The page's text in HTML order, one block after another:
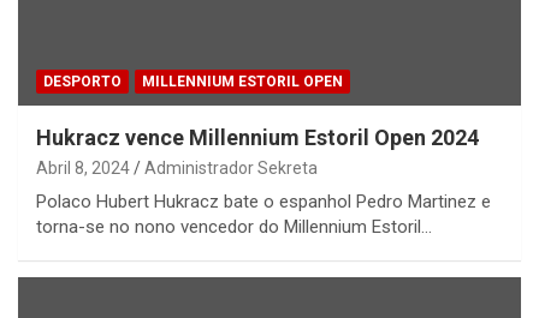
DESPORTO MILLENNIUM ESTORIL OPEN
Hukracz vence Millennium Estoril Open 2024
Abril 8, 2024 Administrador Sekreta
Polaco Hubert Hukracz bate o espanhol Pedro Martinez e
torna-se no nono vencedor do Millennium Estoril…